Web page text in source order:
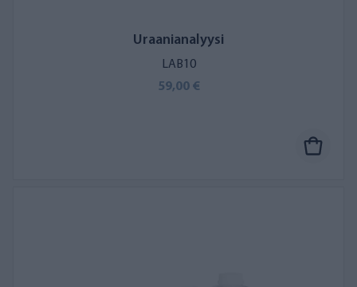
Uraanianalyysi
LAB10
59,00 €